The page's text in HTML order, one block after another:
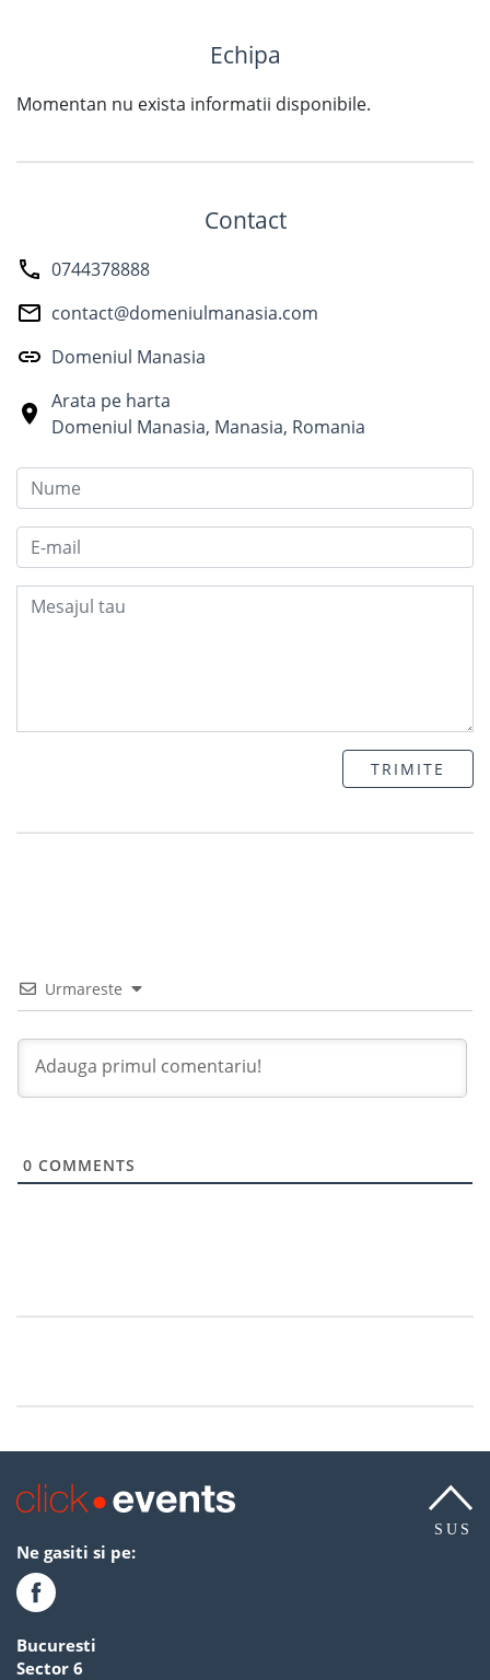
Echipa
Momentan nu exista informatii disponibile.
Contact
0744378888
contact@domeniulmanasia.com
Domeniul Manasia
Arata pe harta
Domeniul Manasia, Manasia, Romania
TRIMITE
Urmareste
0 COMMENTS
SUS
Ne gasiti si pe:
Bucuresti
Sector 6